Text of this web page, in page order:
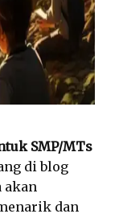
SMP/MTs
di blog
akan
dan